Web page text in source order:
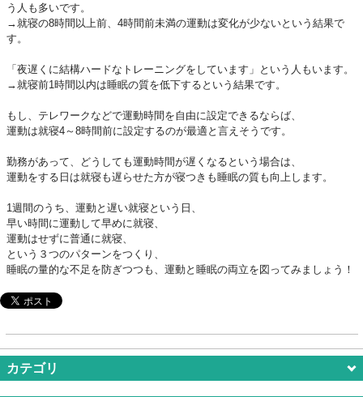
う人も多いです。
→就寝の8時間以上前、4時間前未満の運動は変化が少ないという結果で
す。
「夜遅くに結構ハードなトレーニングをしています」という人もいます。
→就寝前1時間以内は睡眠の質を低下するという結果です。
もし、テレワークなどで運動時間を自由に設定できるならば、
運動は就寝4～8時間前に設定するのが最適と言えそうです。
勤務があって、どうしても運動時間が遅くなるという場合は、
運動をする日は就寝も遅らせた方が寝つきも睡眠の質も向上します。
1週間のうち、運動と遅い就寝という日、
早い時間に運動して早めに就寝、
運動はせずに普通に就寝、
という３つのパターンをつくり、
睡眠の量的な不足を防ぎつつも、 運動と睡眠の両立を図ってみましょう！
カテゴリ